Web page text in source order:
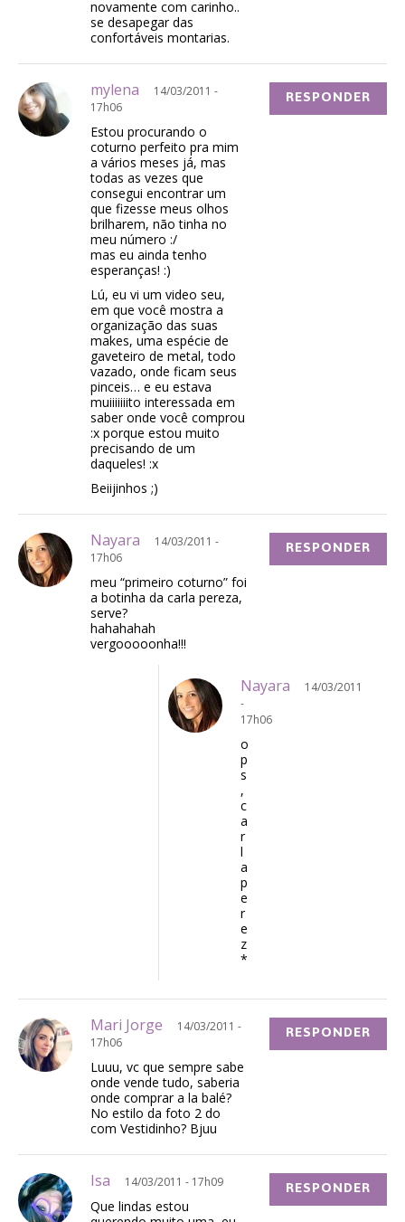
novamente com carinho..
se desapegar das
confortáveis montarias.
mylena
14/03/2011 -
17h06
Estou procurando o
coturno perfeito pra mim
a vários meses já, mas
todas as vezes que
consegui encontrar um
que fizesse meus olhos
brilharem, não tinha no
meu número :/
mas eu ainda tenho
esperanças! :)
Lú, eu vi um video seu,
em que você mostra a
organização das suas
makes, uma espécie de
gaveteiro de metal, todo
vazado, onde ficam seus
pinceis… e eu estava
muiiiiiiito interessada em
saber onde você comprou
:x porque estou muito
precisando de um
daqueles! :x
Beiijinhos ;)
RESPONDER
Nayara
14/03/2011 -
17h06
meu “primeiro coturno” foi
a botinha da carla pereza,
serve?
hahahahah
vergooooonha!!!
RESPONDER
Nayara
14/03/2011
-
17h06
o
p
s
,
c
a
r
l
a
p
e
r
e
z
*
Mari Jorge
14/03/2011 -
17h06
Luuu, vc que sempre sabe
onde vende tudo, saberia
onde comprar a la balé?
No estilo da foto 2 do
com Vestidinho? Bjuu
RESPONDER
Isa 14/03/2011 - 17h09
Que lindas estou
RESPONDER